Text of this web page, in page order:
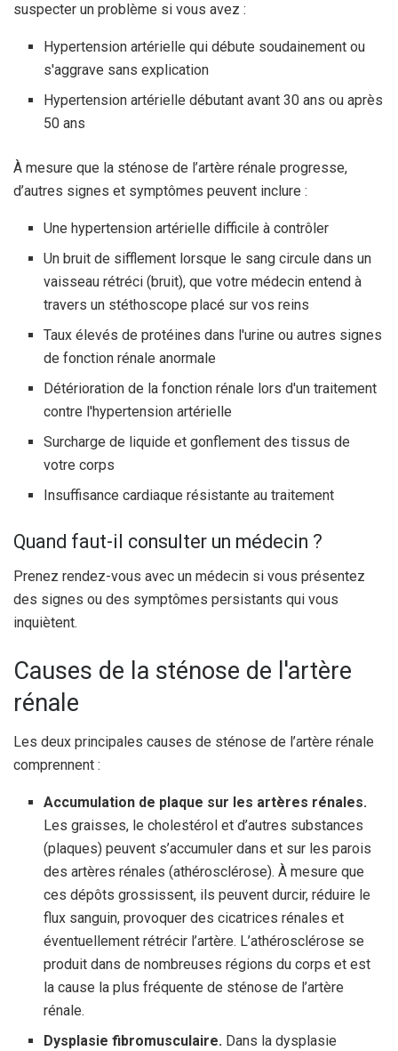
suspecter un problème si vous avez :
Hypertension artérielle qui débute soudainement ou
s'aggrave sans explication
Hypertension artérielle débutant avant 30 ans ou après
50 ans
À mesure que la sténose de l’artère rénale progresse,
d’autres signes et symptômes peuvent inclure :
Une hypertension artérielle difficile à contrôler
Un bruit de sifflement lorsque le sang circule dans un
vaisseau rétréci (bruit), que votre médecin entend à
travers un stéthoscope placé sur vos reins
Taux élevés de protéines dans l'urine ou autres signes
de fonction rénale anormale
Détérioration de la fonction rénale lors d'un traitement
contre l'hypertension artérielle
Surcharge de liquide et gonflement des tissus de
votre corps
Insuffisance cardiaque résistante au traitement
Quand faut-il consulter un médecin ?
Prenez rendez-vous avec un médecin si vous présentez
des signes ou des symptômes persistants qui vous
inquiètent.
Causes de la sténose de l'artère
rénale
Les deux principales causes de sténose de l’artère rénale
comprennent :
Accumulation de plaque sur les artères rénales.
Les graisses, le cholestérol et d’autres substances
(plaques) peuvent s’accumuler dans et sur les parois
des artères rénales (athérosclérose). À mesure que
ces dépôts grossissent, ils peuvent durcir, réduire le
flux sanguin, provoquer des cicatrices rénales et
éventuellement rétrécir l’artère. L’athérosclérose se
produit dans de nombreuses régions du corps et est
la cause la plus fréquente de sténose de l’artère
rénale.
Dysplasie fibromusculaire. Dans la dysplasie